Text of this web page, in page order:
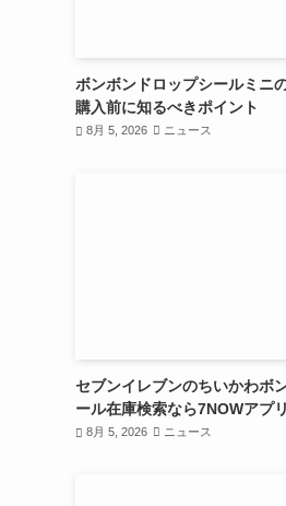
ボンボンドロップシールミニ
購入前に知るべきポイント
8月 5, 2026 ニュース
セブンイレブンのちいかわボ
ール在庫検索なら7NOWアプ
8月 5, 2026 ニュース